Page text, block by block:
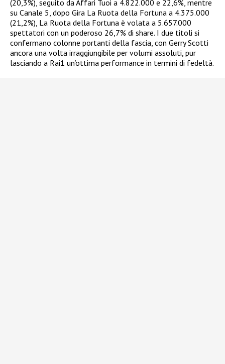
(20,3%), seguito da Affari Tuoi a 4.822.000 e 22,6%, mentre
su Canale 5, dopo Gira La Ruota della Fortuna a 4.375.000
(21,2%), La Ruota della Fortuna è volata a 5.657.000
spettatori con un poderoso 26,7% di share. I due titoli si
confermano colonne portanti della fascia, con Gerry Scotti
ancora una volta irraggiungibile per volumi assoluti, pur
lasciando a Rai1 un’ottima performance in termini di fedeltà.​